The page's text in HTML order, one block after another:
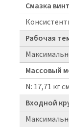
Смазка
Рабочая
Массовый
N: 17,71 кг
Входной